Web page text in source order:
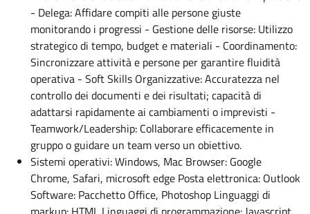
- Delega: Affidare compiti alle persone giuste
monitorando i progressi - Gestione delle risorse: Utilizzo
strategico di tempo, budget e materiali - Coordinamento:
Sincronizzare attività e persone per garantire fluidità
operativa - Soft Skills Organizzative: Accuratezza nel
controllo dei documenti e dei risultati; capacità di
adattarsi rapidamente ai cambiamenti o imprevisti -
Teamwork/Leadership: Collaborare efficacemente in
gruppo o guidare un team verso un obiettivo.
Sistemi operativi: Windows, Mac Browser: Google
Chrome, Safari, microsoft edge Posta elettronica: Outlook
Software: Pacchetto Office, Photoshop Linguaggi di